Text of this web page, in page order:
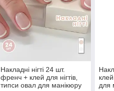
Накладні нігті 24 шт.
френч + клей для нігтів,
типси овал для манікюру
для